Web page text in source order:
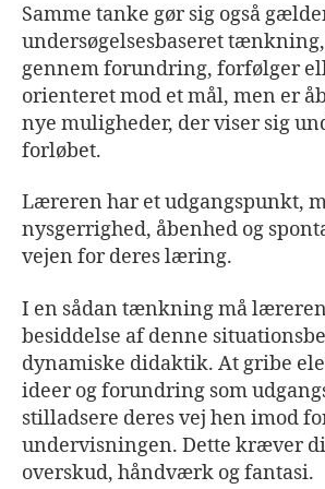
Samme tanke gør sig også
undersøgelsesbaseret
gennem forundring, forfølger
orienteret mod et mål, men er
nye muligheder, der viser sig
forløbet.
Læreren har et udgangspunkt,
nysgerrighed, åbenhed og
vejen for deres læring.
I en sådan tænkning må
besiddelse af denne
dynamiske didaktik. At gribe
ideer og forundring som
stilladsere deres vej hen imod
undervisningen. Dette kræver
overskud, håndværk og fantasi.